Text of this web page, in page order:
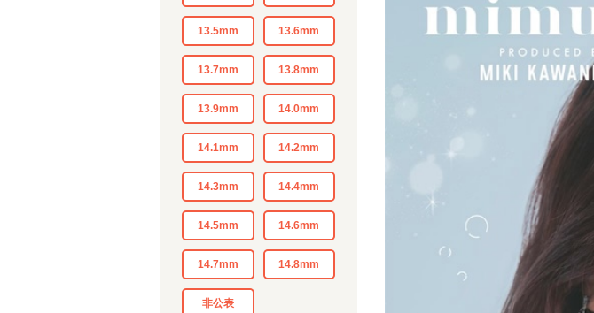
13.5mm 13.6mm
13.7mm 13.8mm
13.9mm 14.0mm
14.1mm 14.2mm
14.3mm 14.4mm
14.5mm 14.6mm
14.7mm 14.8mm
非公表